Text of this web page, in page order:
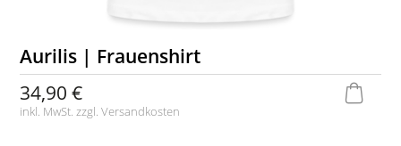
Aurilis | Frauenshirt
34,90 €
inkl. MwSt. zzgl.Versandkosten